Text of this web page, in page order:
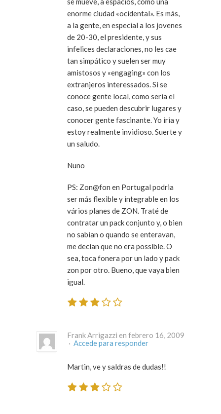
enorme ciudad «ocidental». Es más,
a la gente, en especial a los jovenes
de 20-30, el presidente, y sus
infelices declaraciones, no les cae
tan simpático y suelen ser muy
amistosos y «engaging» con los
extranjeros interessados. Si se
conoce gente local, como seria el
caso, se pueden descubrir lugares y
conocer gente fascinante. Yo iria y
estoy realmente invidioso. Suerte y
un saludo.
Nuno
PS: Zon@fon en Portugal podria
ser más flexible y integrable en los
vários planes de ZON. Traté de
contratar un pack conjunto y, o bien
no sabian o quando se enteravan,
me decían que no era possible. O
sea, toca fonera por un lado y pack
zon por otro. Bueno, que vaya bien
igual.
Frank Arrigazzi en febrero 16, 2009
· Accede para responder
Martin, ve y saldras de dudas!!